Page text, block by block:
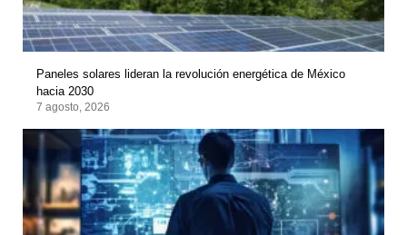
Paneles solares lideran la revolución energética de México
hacia 2030
7 agosto, 2026